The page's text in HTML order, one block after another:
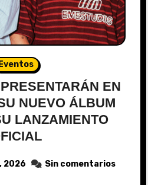
Eventos
EN
NUEVO ÁLBUM
LANZAMIENTO
2026 Sin comentarios